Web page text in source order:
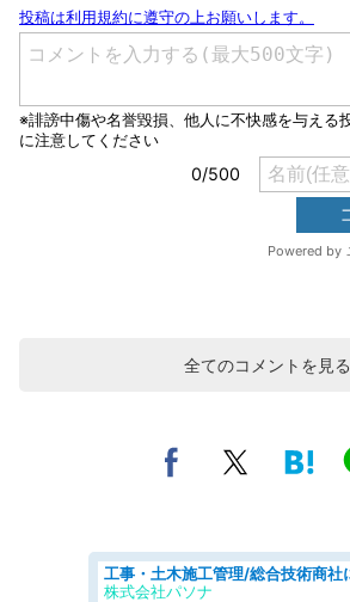
全てのコメントを見る
株式会社パソナ